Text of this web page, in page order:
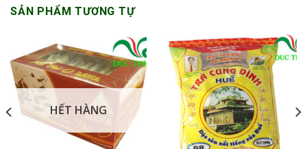
SẢN PHẨM TƯƠNG TỰ
HẾT HÀNG